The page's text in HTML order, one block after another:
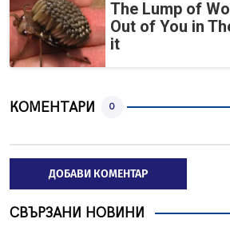
The Lump of
Out of You in
it
КОМЕНТАРИ 0
ДОБАВИ КОМЕНТАР
СВЪРЗАНИ НОВИНИ